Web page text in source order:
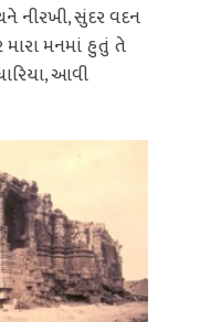
નીરખી, સુંદર વદન
મારા મનમાં હુતું તે
આવી